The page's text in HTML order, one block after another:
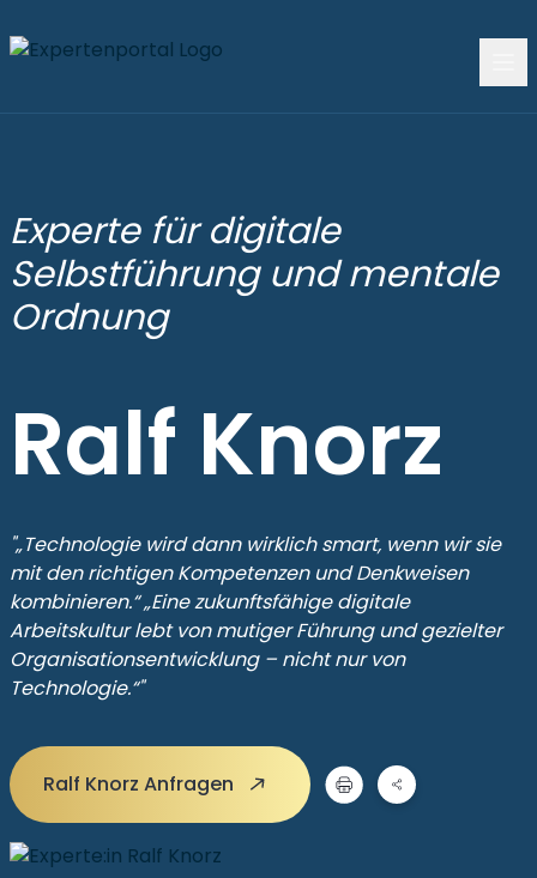
Experte für digitale
Selbstführung und mentale
Ordnung
Ralf Knorz
"„Technologie wird dann wirklich smart, wenn wir sie
mit den richtigen Kompetenzen und Denkweisen
kombinieren.“ „Eine zukunftsfähige digitale
Arbeitskultur lebt von mutiger Führung und gezielter
Organisationsentwicklung – nicht nur von
Technologie.“"
Ralf Knorz Anfragen